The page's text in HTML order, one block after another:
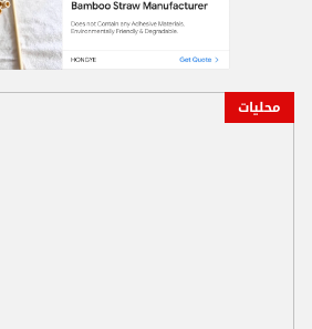
محليات